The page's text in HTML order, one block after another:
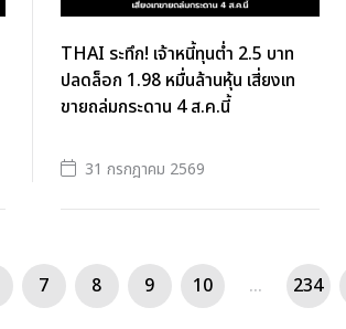
THAI ระทึก! เจ้าหนี้ทุนต่ำ 2.5 บาท
ปลดล็อก 1.98 หมื่นล้านหุ้น เสี่ยงเท
ขายถล่มกระดาน 4 ส.ค.นี้
31 กรกฎาคม 2569
7 8 9 10 ... 234